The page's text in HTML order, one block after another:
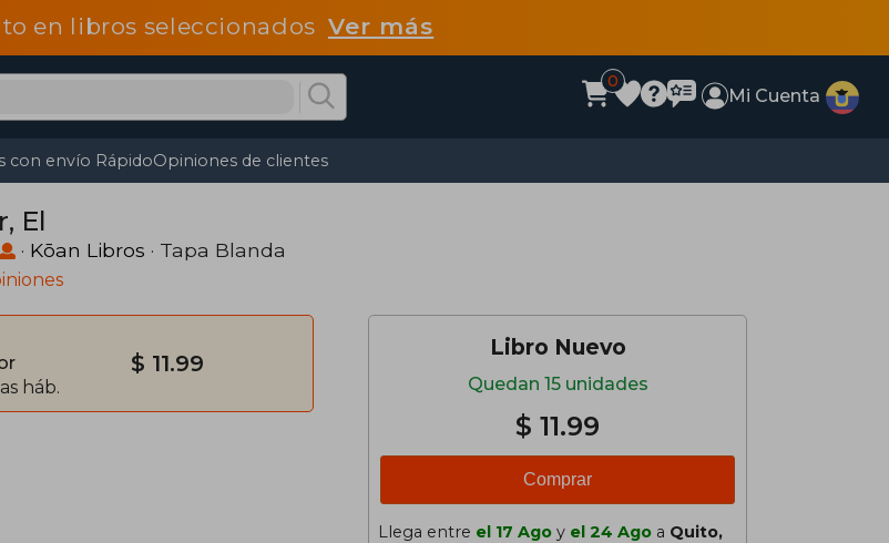
en libros seleccionadosVer más
0
Mi Cuenta
con envío RápidoOpiniones de clientes
El
· Kōan Libros · Tapa Blanda
háb.
$ 11.99
Libro Nuevo
Quedan 15 unidades
$ 11.99
Comprar
Llega entre el 17 Ago y el 24 Ago a Quito,